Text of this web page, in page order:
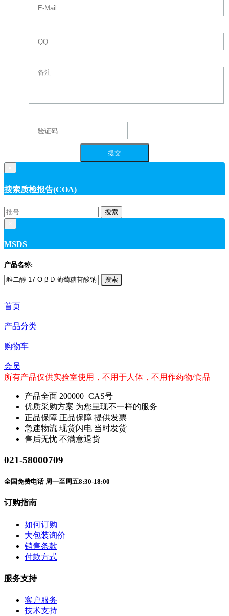
搜索质检报告(COA)
搜索
MSDS
产品名称:
搜索
首页
产品分类
购物车
会员
所有产品仅供实验室使用，不用于人体，不用作药物/食品
产品全面 200000+CAS号
优质采购方案 为您呈现不一样的服务
正品保障 正品保障 提供发票
急速物流 现货闪电 当时发货
售后无忧 不满意退货
021-58000709
全国免费电话 周一至周五8:30-18:00
订购指南
如何订购
大包装询价
销售条款
付款方式
服务支持
客户服务
技术支持